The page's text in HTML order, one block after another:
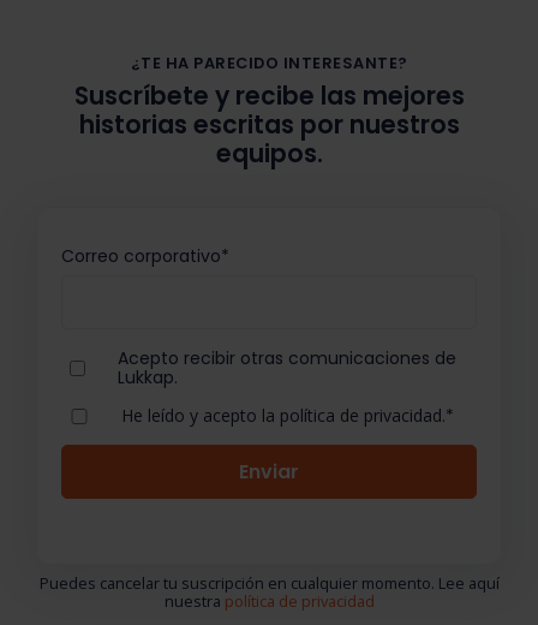
¿TE HA PARECIDO INTERESANTE?
Suscríbete y recibe las mejores
historias escritas por nuestros
equipos.
Correo corporativo*
Acepto recibir otras comunicaciones de
Lukkap.
He leído y acepto la política de privacidad.*
Puedes cancelar tu suscripción en cualquier momento. Lee aquí
nuestra política de privacidad